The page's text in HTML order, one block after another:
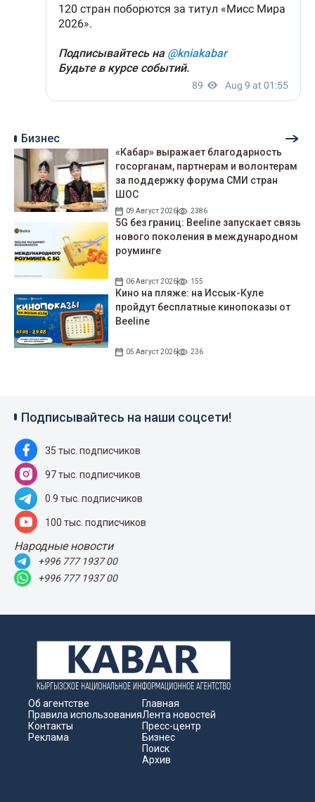
Бизнес
«Кабар» выражает благодарность
госорганам, партнерам и волонтерам
за поддержку форума СМИ стран
ШОС
09 Август 2026 2386
5G без границ: Beeline запускает связь
нового поколения в международном
роуминге
06 Август 2026 155
Кино на пляже: на Иссык-Куле
пройдут беcплатные кинопоказы от
Beeline
05 Август 2026 236
Подписывайтесь на наши соцсети!
35 тыс. подписчиков
97 тыс. подписчиков
0.9 тыс. подписчиков
100 тыс. подписчиков
Народные новости
+996 777 1937 00
+996 777 1937 00
Об агентстве
Правила использования
Контакты
Реклама
Главная
Лента новостей
Пресс-центр
Бизнес
Поиск
Архив